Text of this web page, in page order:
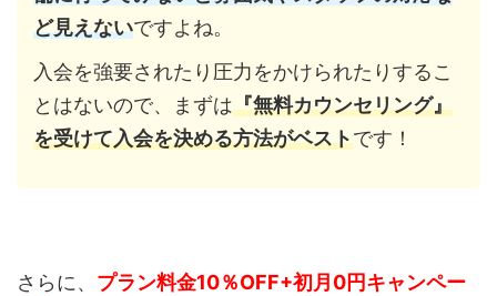
ど見えないですよね。
入会を強要されたり圧力をかけられたりするこ
とはないので、まずは『無料カウンセリング』
を受けて入会を決める方法がベストです！
さらに、 プラン料金10％OFF+初月0円キャンペー